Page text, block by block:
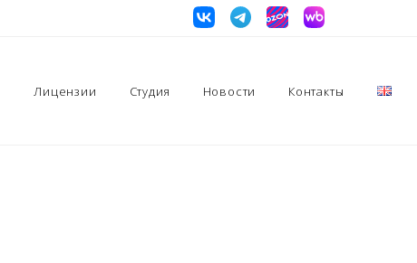
Лицензии Студия Новости Контакты